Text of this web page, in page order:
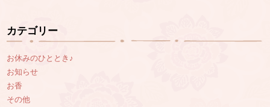
カテゴリー
お休みのひととき♪
お知らせ
お香
その他